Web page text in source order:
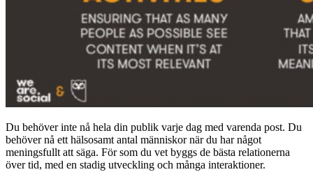
Du behöver inte nå hela din publik varje dag med varenda post. Du
behöver nå ett hälsosamt antal människor när du har något
meningsfullt att säga. För som du vet byggs de bästa relationerna
över tid, med en stadig utveckling och många interaktioner.